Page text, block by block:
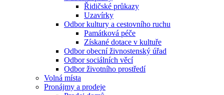
Řidičské průkazy
Uzavírky
Odbor kultury a cestovního ruchu
Památková péče
Získané dotace v kultuře
Odbor obecní živnostenský úřad
Odbor sociálních věcí
Odbor životního prostředí
Volná místa
Pronájmy a prodeje